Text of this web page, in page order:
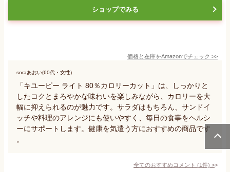
ショップでみる
価格と在庫をAmazonでチェック >>
soraあおい(60代・女性)
「キユーピー ライト 80％カロリーカット」は、しっかりと
したコクとまろやかな味わいを楽しみながら、カロリーを大
幅に抑えられるのが魅力です。サラダはもちろん、サンドイ
ッチや料理のアレンジにも使いやすく、毎日の食事をヘルシ
ーにサポートします。健康を気遣う方におすすめの商品です
。
全てのおすすめコメント (1件) >